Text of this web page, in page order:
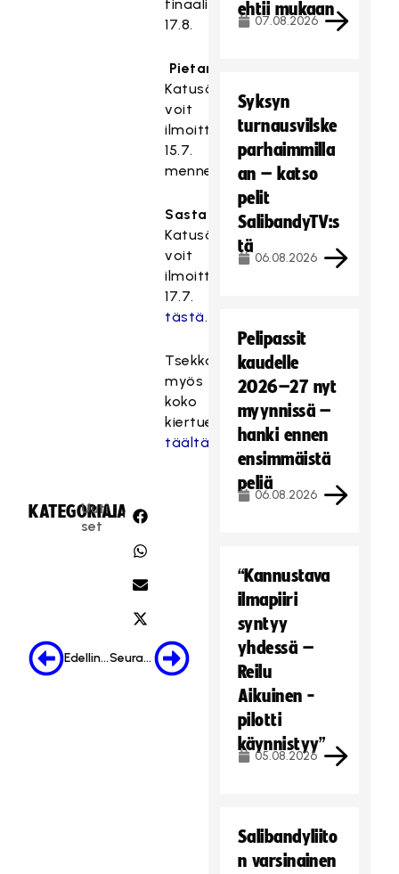
finaaliin
17.8.
Pietarsaaren
Katusählyyn
voit
ilmoittautua
15.7.
mennessätästä.
Sastamalan
Katusählyyn
voit
ilmoittautua
17.7.
tästä.
Tsekkaa
myös
koko
kiertuekalenteri
täältä
KATEGORIA:
Uuti
set
JAA:
Edellinen Seuraava
ehtii mukaan
07.08.2026
Syksyn
turnausvilske
parhaimmilla
an – katso
pelit
SalibandyTV:s
tä
06.08.2026
Pelipassit
kaudelle
2026–27 nyt
myynnissä –
hanki ennen
ensimmäistä
peliä
06.08.2026
“Kannustava
ilmapiiri
syntyy
yhdessä –
Reilu
Aikuinen -
pilotti
käynnistyy”
05.08.2026
Salibandyliito
n varsinainen